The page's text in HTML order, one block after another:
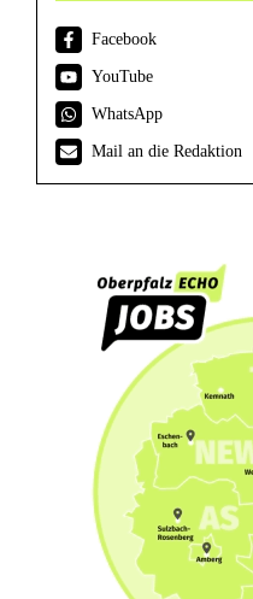
Facebook
YouTube
WhatsApp
Mail an die Redaktion